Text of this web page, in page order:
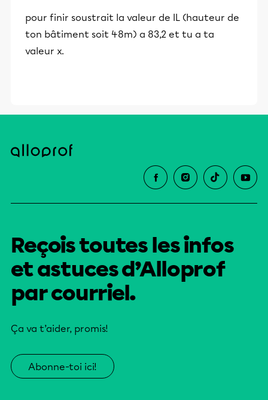
pour finir soustrait la valeur de IL (hauteur de
ton bâtiment soit 48m) a 83,2 et tu a ta
valeur x.
Reçois toutes les infos
et astuces d’Alloprof
par courriel.
Ça va t’aider, promis!
Abonne-toi ici!